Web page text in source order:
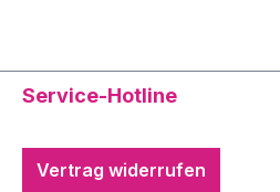
Service-Hotline
Vertrag widerrufen